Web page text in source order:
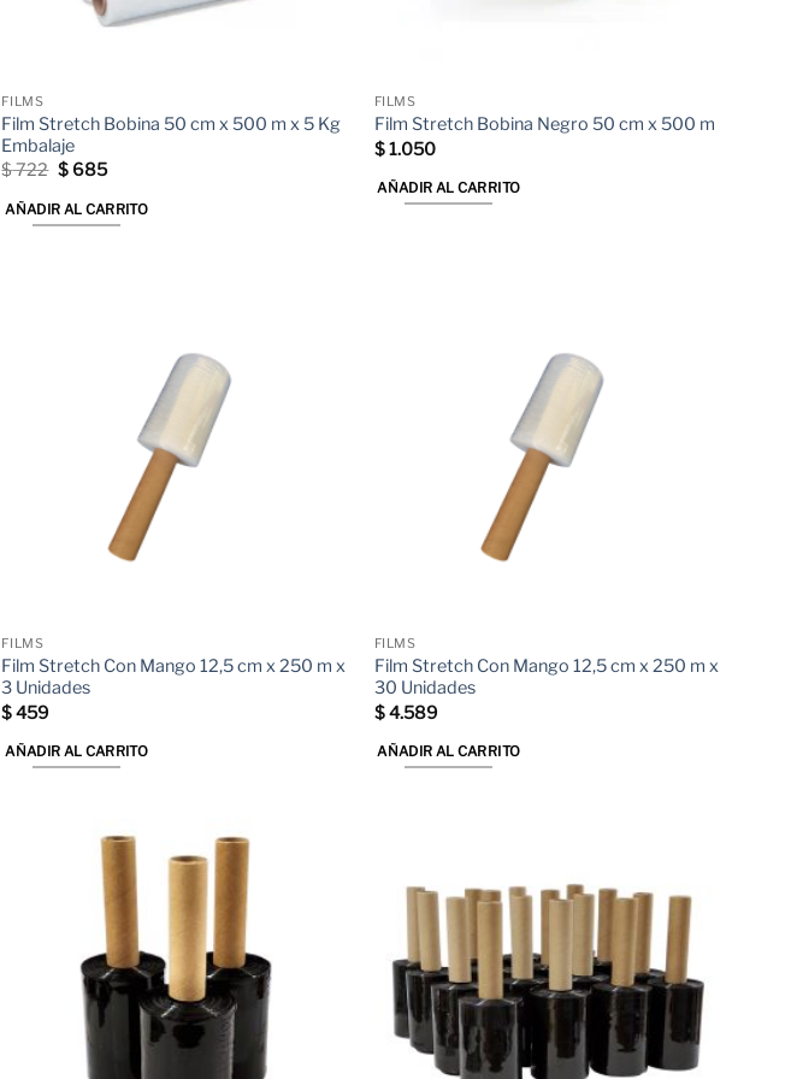
FILMS
Film Stretch Bobina 50 cm x 500 m x 5 Kg
Embalaje
$722 El
precio
original
era:
$685El
actual
es:
AÑADIR AL CARRITO
FILMS
Film Stretch Bobina Negro 50 cm x 500 m
$1.050
AÑADIR AL CARRITO
FILMS
Film Stretch Con Mango 12,5 cm x 250 m x
3 Unidades
$459
AÑADIR AL CARRITO
FILMS
Film Stretch Con Mango 12,5 cm x 250 m x
30 Unidades
$4.589
AÑADIR AL CARRITO